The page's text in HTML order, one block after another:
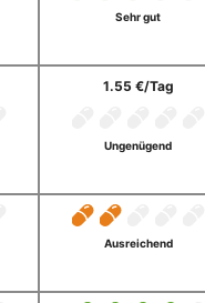
Sehr gut
1.55 €/Tag
Ungenügend
Ausreichend